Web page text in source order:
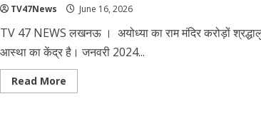
TV47News June 16, 2026
TV 47 NEWS लखनऊ । अयोध्या का राम मंदिर करोड़ों
आस्था का केंद्र है। जनवरी 2024...
Read MoreRead
more